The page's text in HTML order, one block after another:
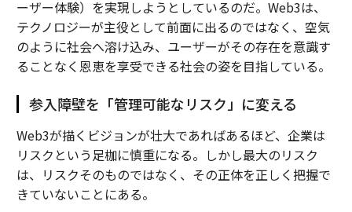
ーザー体験）を実現しようとしているのだ。Web3は、
テクノロジーが主役として前面に出るのではなく、空気
のように社会へ溶け込み、ユーザーがその存在を意識す
ることなく恩恵を享受できる社会の姿を目指している。
参入障壁を「管理可能なリスク」に変える
Web3が描くビジョンが壮大であればあるほど、企業は
リスクという足枷に慎重になる。しかし最大のリスク
は、リスクそのものではなく、その正体を正しく把握で
きていないことにある。